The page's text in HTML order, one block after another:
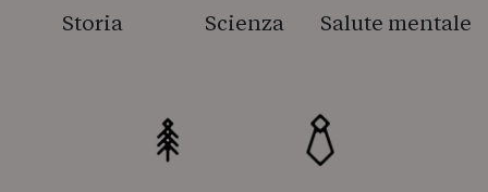
Storia Scienza Salute mentale